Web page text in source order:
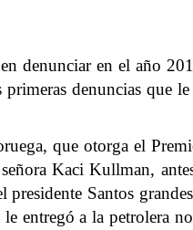
denunciar en el año
denuncias que
que otorga el
Kaci Kullman,
Santos
entregó a la petrolera